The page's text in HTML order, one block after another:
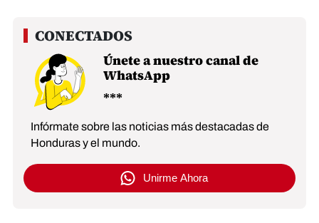
Únete a nuestro canal de
WhatsApp
Infórmate sobre las noticias más destacadas de
Honduras y el mundo.
Unirme Ahora